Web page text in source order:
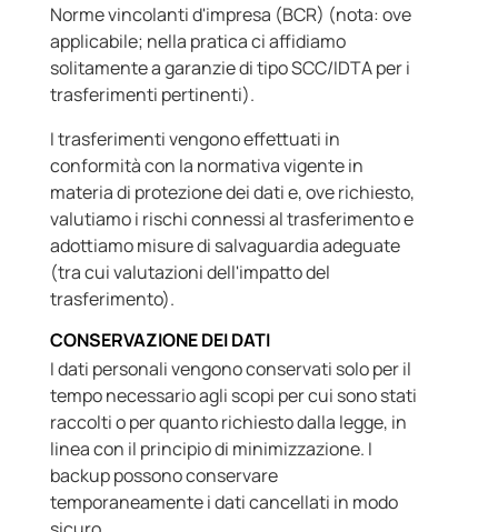
Norme vincolanti d'impresa (BCR) (nota: ove
applicabile; nella pratica ci affidiamo
solitamente a garanzie di tipo SCC/IDTA per i
trasferimenti pertinenti).
I trasferimenti vengono effettuati in
conformità con la normativa vigente in
materia di protezione dei dati e, ove richiesto,
valutiamo i rischi connessi al trasferimento e
adottiamo misure di salvaguardia adeguate
(tra cui valutazioni dell'impatto del
trasferimento).
CONSERVAZIONE DEI DATI
I dati personali vengono conservati solo per il
tempo necessario agli scopi per cui sono stati
raccolti o per quanto richiesto dalla legge, in
linea con il principio di minimizzazione. I
backup possono conservare
temporaneamente i dati cancellati in modo